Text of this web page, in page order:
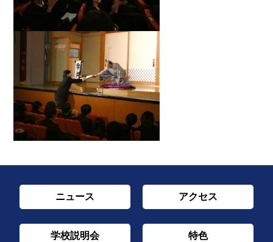
ニュース アクセス
学校説明会 特色